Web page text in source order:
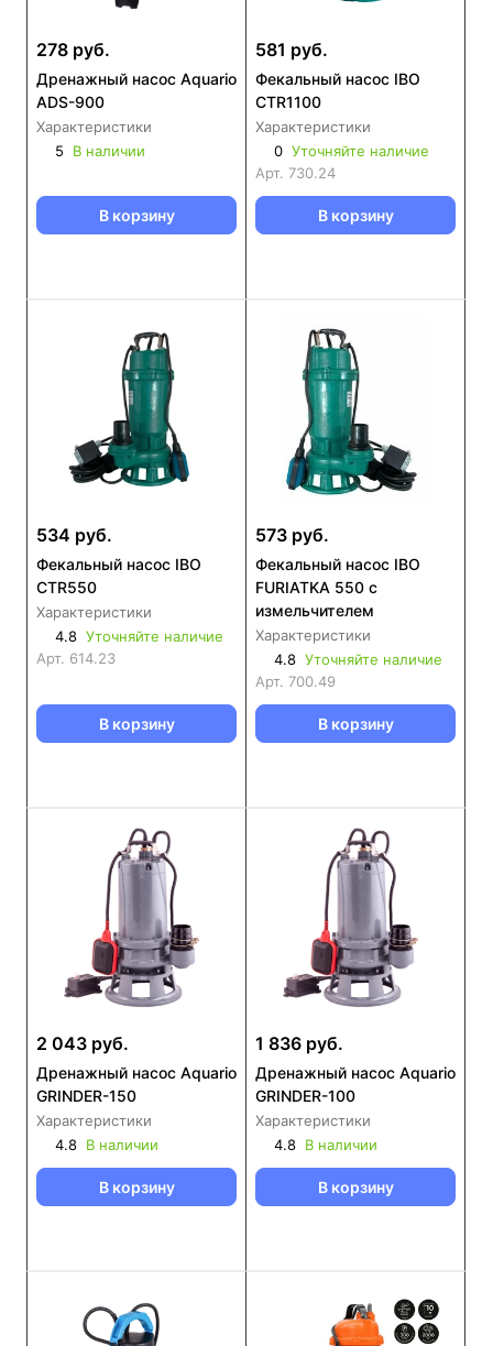
278 руб.
Дренажный насос Aquario
ADS-900
Характеристики
5
В наличии
В корзину
581 руб.
Фекальный насос IBO
CTR1100
Характеристики
0 Уточняйте наличие
Арт. 730.24
В корзину
534 руб.
Фекальный насос IBO
CTR550
Характеристики
4.8 Уточняйте наличие
Арт. 614.23
В корзину
573 руб.
Фекальный насос IBO
FURIATKA 550 с
измельчителем
Характеристики
4.8 Уточняйте наличие
Арт. 700.49
В корзину
2 043 руб.
Дренажный насос Aquario
GRINDER-150
Характеристики
4.8 В наличии
В корзину
1 836 руб.
Дренажный насос Aquario
GRINDER-100
Характеристики
4.8 В наличии
В корзину